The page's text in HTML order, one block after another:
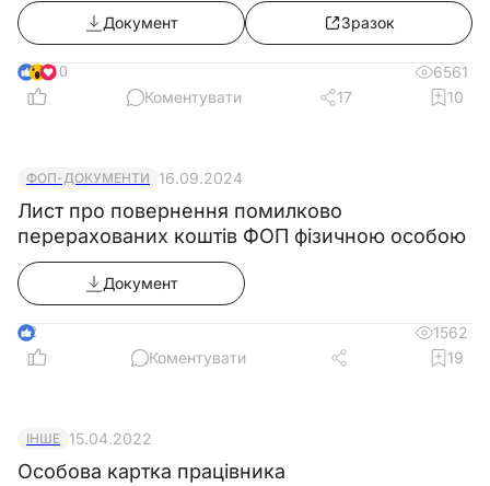
Документ Зразок
10
6561
Коментувати
17 10
ФОП-ДОКУМЕНТИ 16.09.2024
Лист про повернення помилково
перерахованих коштів ФОП фізичною особою
Документ
2
1562
Коментувати
19
ІНШЕ 15.04.2022
Особова картка працівника